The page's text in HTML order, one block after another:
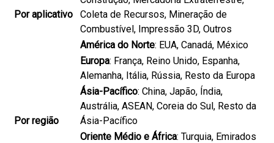
Por aplicativo
Coleta de Recursos, Mineração de
Combustível, Impressão 3D, Outros
Por região
América do Norte: EUA, Canadá, México
Europa: França, Reino Unido, Espanha,
Alemanha, Itália, Rússia, Resto da Europa
Ásia-Pacífico: China, Japão, Índia,
Austrália, ASEAN, Coreia do Sul, Resto da
Ásia-Pacífico
Oriente Médio e África: Turquia, Emirados